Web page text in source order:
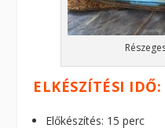
ELKÉSZÍTÉSI IDŐ:
Előkészítés: 15 perc